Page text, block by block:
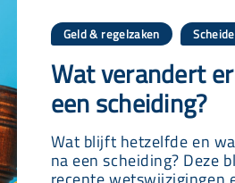
Geld & regelzaken ,
Wat verandert
een scheiding?
Wat blijft hetzelfde en
na een scheiding? Deze